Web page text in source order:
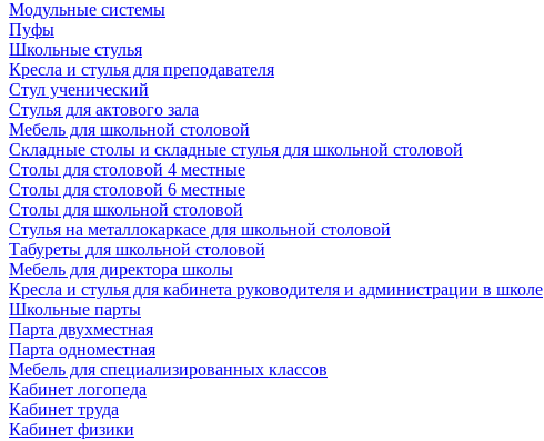
Модульные системы
Пуфы
Школьные стулья
Кресла и стулья для преподавателя
Стул ученический
Стулья для актового зала
Мебель для школьной столовой
Складные столы и складные стулья для школьной столовой
Столы для столовой 4 местные
Столы для столовой 6 местные
Столы для школьной столовой
Стулья на металлокаркасе для школьной столовой
Табуреты для школьной столовой
Мебель для директора школы
Кресла и стулья для кабинета руководителя и администрации в школе
Школьные парты
Парта двухместная
Парта одноместная
Мебель для специализированных классов
Кабинет логопеда
Кабинет труда
Кабинет физики